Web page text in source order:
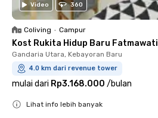
Video 360
Coliving • Campur
Kost Rukita Hidup Baru Fatmawati
Gandaria Utara, Kebayoran Baru
4.0 km dari revenue tower
mulai dari Rp3.168.000 /bulan
Lihat info lebih banyak